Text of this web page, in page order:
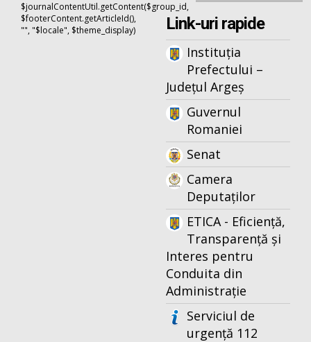
$journalContentUtil.getContent($group_id,
$footerContent.getArticleId(),
"", "$locale", $theme_display)
Link-uri rapide
Instituția
Prefectului –
Județul Argeș
Guvernul
Romaniei
Senat
Camera
Deputaților
ETICA - Eficiență,
Transparență și
Interes pentru
Conduita din
Administrație
Serviciul de
urgență 112